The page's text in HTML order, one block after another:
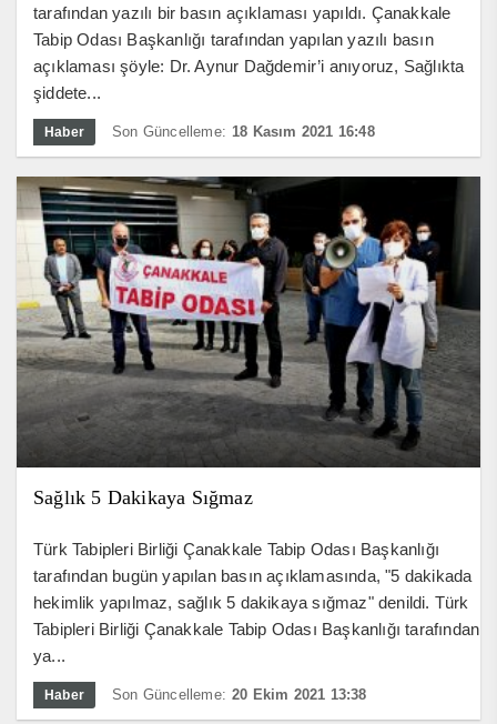
tarafından yazılı bir basın açıklaması yapıldı. Çanakkale
Tabip Odası Başkanlığı tarafından yapılan yazılı basın
açıklaması şöyle: Dr. Aynur Dağdemir’i anıyoruz, Sağlıkta
şiddete...
Haber Son Güncelleme: 18 Kasım 2021 16:48
Sağlık 5 Dakikaya Sığmaz
Türk Tabipleri Birliği Çanakkale Tabip Odası Başkanlığı
tarafından bugün yapılan basın açıklamasında, "5 dakikada
hekimlik yapılmaz, sağlık 5 dakikaya sığmaz" denildi. Türk
Tabipleri Birliği Çanakkale Tabip Odası Başkanlığı tarafından
ya...
Haber Son Güncelleme: 20 Ekim 2021 13:38